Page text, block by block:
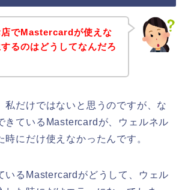
店でMastercardが使えな
るのはどうしてなんだろ
私だけではないと思うのですが、な
きているMastercardが、ウェルネル
時にだけ使えなかったんです。
いるMastercardがどうして、ウェル